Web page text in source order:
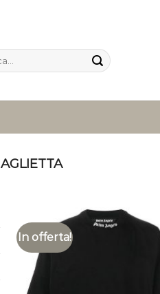
In offerta!